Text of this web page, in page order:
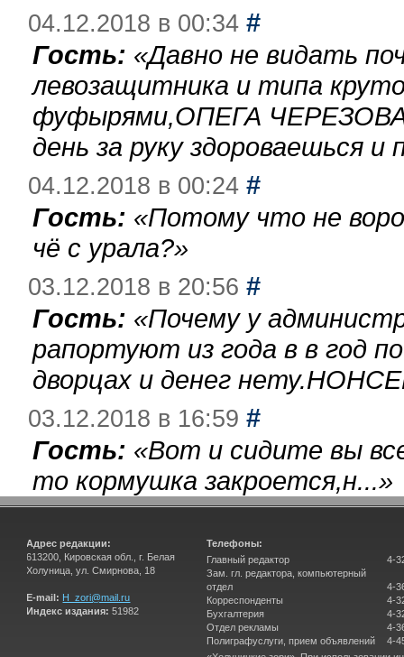
04.12.2018 в 00:34 #
Гость: «Давно не видать
левозащитника и типа
фуфырями,ОПЕГА
день за руку здороваешься
04.12.2018 в 00:24 #
Гость: «Потому что не
чё с урала?»
03.12.2018 в 20:56 #
Гость: «Почему у
рапортуют из года в в год
дворцах и денег
03.12.2018 в 16:59 #
Гость: «Вот и сидите вы
то кормушка закроется,н...»
Адрес редакции:
613200, Кировская обл., г. Белая
Холуница, ул. Смирнова, 18
E-mail: H_zori@mail.ru
Индекс издания: 51982
Телефоны:
Главный редактор
Зам. гл. редактора, компьютерный
отдел
Корреспонденты
Бухгалтерия
Отдел рекламы
Полиграфуслуги, прием объявлений
4-
4-
4-
4-
4-
4-